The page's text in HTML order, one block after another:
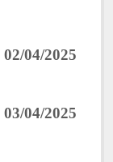
02/04/2025
03/04/2025